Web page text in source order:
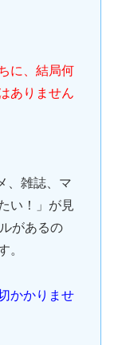
に、結局何
ありません
、雑誌、マ
い！」が見
があるの
。
かかりませ